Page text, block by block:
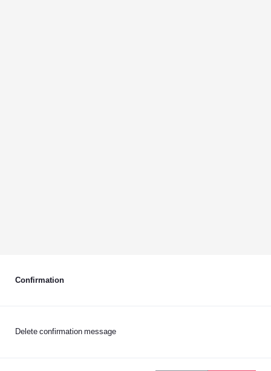
Confirmation
Delete confirmation message